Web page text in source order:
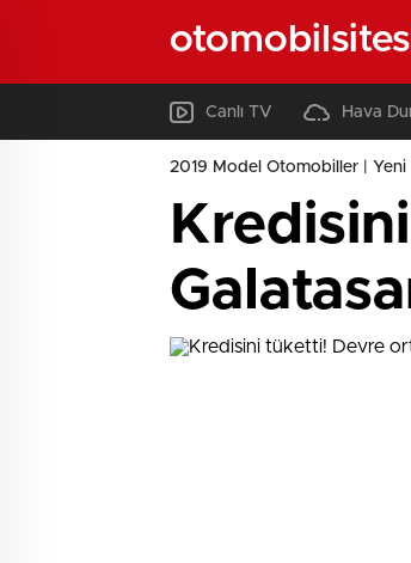
Canlı TV Hava
2019 Model Otomobiller |